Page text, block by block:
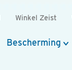
Winkel Zeist
Bescherming